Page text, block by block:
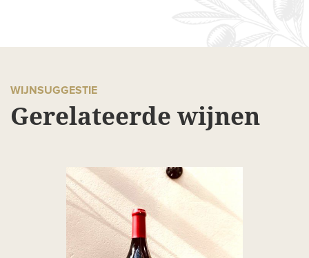
WIJNSUGGESTIE
Gerelateerde wijnen